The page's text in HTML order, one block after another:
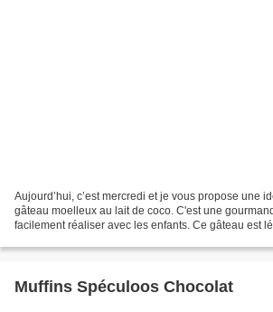
Aujourd’hui, c’est mercredi et je vous propose une
gâteau moelleux au lait de coco. C'est une
facilement réaliser avec les enfants. Ce gâteau est
Muffins Spéculoos Chocolat